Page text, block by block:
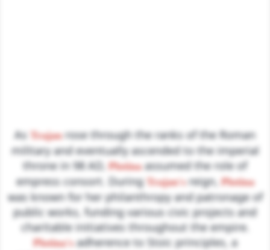
As Trajanrose through the ranks of the Roman
military and eventually ascended to the imperial
throne in 98 AD,Plotinaassumed the role of
empress consort. During Trajan'sreign, Plotina
was known for her philanthropy and patronage of
public works, funding various civic projects and
charitable initiatives throughout the empire.
Plotina'sadherence to Stoic principles, a